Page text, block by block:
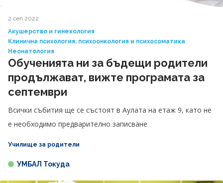
2 сеп 2022
Акушерство и гинекология
Клинична психология, психоонкология и психосоматика
Неонатология
Обученията ни за бъдещи родители
продължават, вижте програмата за
септември
Всички събития ще се състоят в Аулата на етаж 9, като не
е необходимо предварително записване
Училище за родители
УМБАЛ Токуда